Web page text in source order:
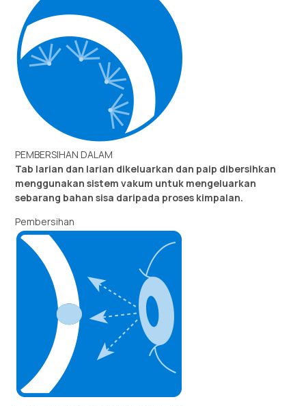
PEMBERSIHAN DALAM
Tab larian dan larian dikeluarkan dan paip dibersihkan
menggunakan sistem vakum untuk mengeluarkan
sebarang bahan sisa daripada proses kimpalan.
Pembersihan